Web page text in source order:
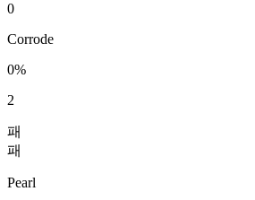
0
Corrode
0%
2
패
패
Pearl